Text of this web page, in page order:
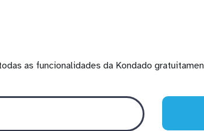
as funcionalidades da Kondado